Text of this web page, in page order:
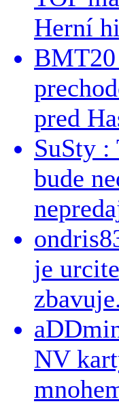
Herní
pred
SuSty
bude
je
NV